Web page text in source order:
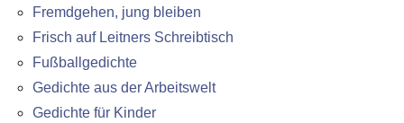
Fremdgehen, jung bleiben
Frisch auf Leitners Schreibtisch
Fußballgedichte
Gedichte aus der Arbeitswelt
Gedichte für Kinder